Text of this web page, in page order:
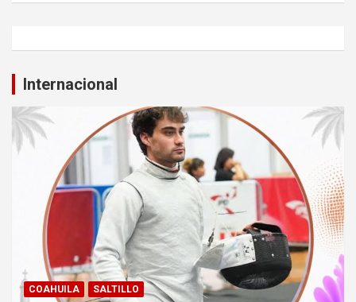
Internacional
COAHUILA SALTILLO